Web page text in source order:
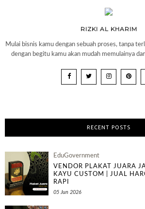
RIZKI AL KHARIM
Mulai bisnis kamu dengan sebuah proses, tanpa
dengan begitu kamu akan mudah memulainya
RECENT POSTS
EduGovernment
VENDOR PLAKAT JUARA
KAYU CUSTOM | JUAL
RAPI
05 Jun 2026